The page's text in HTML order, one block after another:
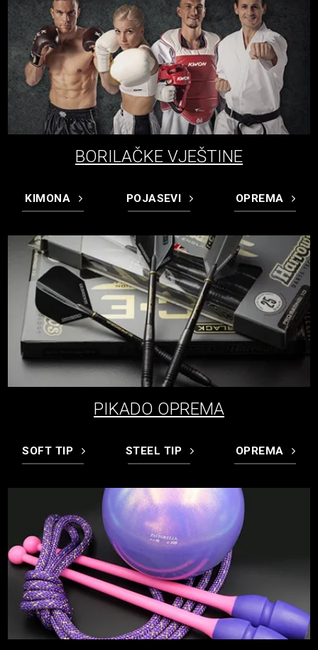
BORILAČKE VJEŠTINE
KIMONA POJASEVI OPREMA
PIKADO OPREMA
SOFT TIP STEEL TIP OPREMA